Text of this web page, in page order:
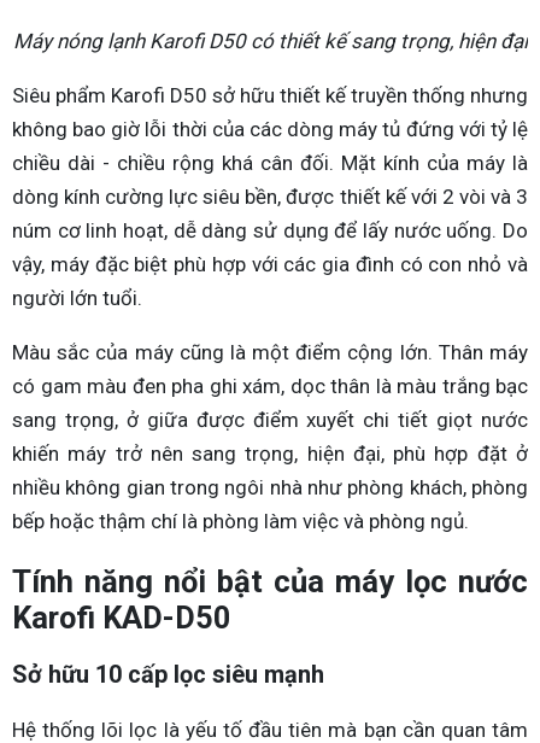
Máy nóng lạnh Karofi D50 có thiết kế sang trọng, hiện đại
Siêu phẩm Karofi D50 sở hữu thiết kế truyền thống nhưng
không bao giờ lỗi thời của các dòng máy tủ đứng với tỷ lệ
chiều dài - chiều rộng khá cân đối. Mặt kính của máy là
dòng kính cường lực siêu bền, được thiết kế với 2 vòi và 3
núm cơ linh hoạt, dễ dàng sử dụng để lấy nước uống. Do
vậy, máy đặc biệt phù hợp với các gia đình có con nhỏ và
người lớn tuổi.
Màu sắc của máy cũng là một điểm cộng lớn. Thân máy
có gam màu đen pha ghi xám, dọc thân là màu trắng bạc
sang trọng, ở giữa được điểm xuyết chi tiết giọt nước
khiến máy trở nên sang trọng, hiện đại, phù hợp đặt ở
nhiều không gian trong ngôi nhà như phòng khách, phòng
bếp hoặc thậm chí là phòng làm việc và phòng ngủ.
Tính năng nổi bật của máy lọc nước
Karofi KAD-D50
Sở hữu 10 cấp lọc siêu mạnh
Hệ thống lõi lọc là yếu tố đầu tiên mà bạn cần quan tâm